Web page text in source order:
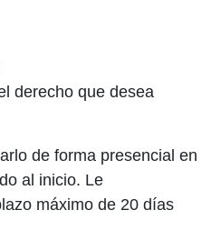
derecho que desea
de forma presencial en
al inicio. Le
máximo de 20 días